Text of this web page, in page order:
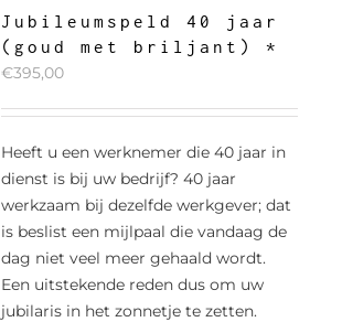
Jubileumspeld 40 jaar
(goud met briljant) *
€395,00
Heeft u een werknemer die 40 jaar in
dienst is bij uw bedrijf? 40 jaar
werkzaam bij dezelfde werkgever; dat
is beslist een mijlpaal die vandaag de
dag niet veel meer gehaald wordt.
Een uitstekende reden dus om uw
jubilaris in het zonnetje te zetten.